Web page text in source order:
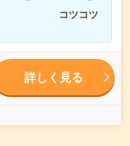
コツコツ
詳しく見る